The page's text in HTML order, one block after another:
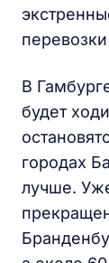
В
будет
городах
лучше.